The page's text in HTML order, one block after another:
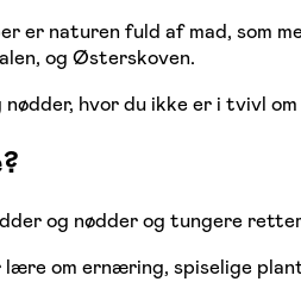
er naturen fuld af mad, som
og Østerskoven.
hvor du ikke er i tvivl
og nødder og tungere
om ernæring, spiselige